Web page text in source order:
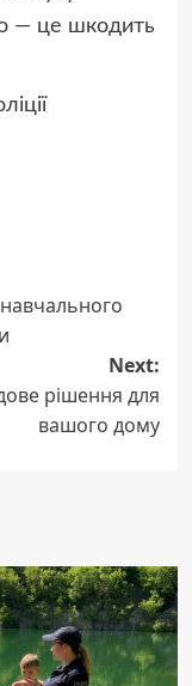
— це шкодить
Next:
рішення для
вашого дому